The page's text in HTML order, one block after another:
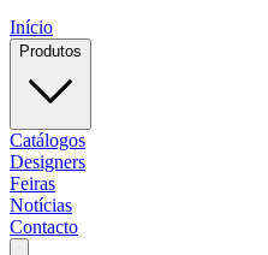
Início
Produtos
Catálogos
Designers
Feiras
Notícias
Contacto